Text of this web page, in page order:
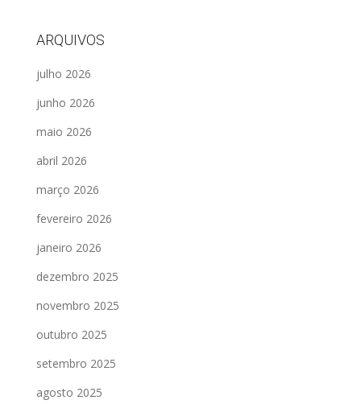
ARQUIVOS
julho 2026
junho 2026
maio 2026
abril 2026
março 2026
fevereiro 2026
janeiro 2026
dezembro 2025
novembro 2025
outubro 2025
setembro 2025
agosto 2025